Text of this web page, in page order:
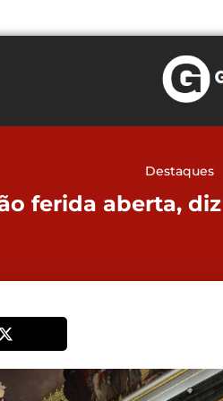
Destaques
ferida aberta,